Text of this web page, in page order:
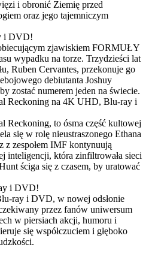
i obronić Ziemię przed
oraz jego tajemniczym
i DVD!
zjawiskiem FORMUŁY
wypadku na torze. Trzydzieści lat
Ruben Cervantes, przekonuje go
debiutanta Joshuy
zostać numerem jeden na świecie.
Reckoning na 4K UHD, Blu-ray i
Reckoning, to ósma część kultowej
się w rolę nieustraszonego Ethana
zespołem IMF kontynuują
inteligencji, która zinfiltrowała sieci
ściga się z czasem, by uratować
i DVD!
ray i DVD, w nowej odsłonie
przez fanów uniwersum
w piersiach akcji, humoru i
się współczuciem i głęboko